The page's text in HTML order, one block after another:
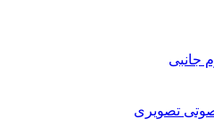
جانبی
تصویری